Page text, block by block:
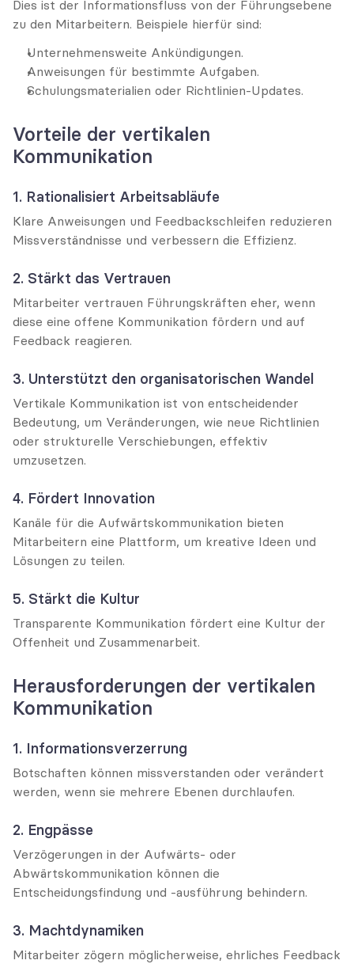
Dies ist der Informationsfluss von der Führungsebene
zu den Mitarbeitern. Beispiele hierfür sind:
Unternehmensweite Ankündigungen.
Anweisungen für bestimmte Aufgaben.
Schulungsmaterialien oder Richtlinien-Updates.
Vorteile der vertikalen
Kommunikation
1. Rationalisiert Arbeitsabläufe
Klare Anweisungen und Feedbackschleifen reduzieren
Missverständnisse und verbessern die Effizienz.
2. Stärkt das Vertrauen
Mitarbeiter vertrauen Führungskräften eher, wenn
diese eine offene Kommunikation fördern und auf
Feedback reagieren.
3. Unterstützt den organisatorischen Wandel
Vertikale Kommunikation ist von entscheidender
Bedeutung, um Veränderungen, wie neue Richtlinien
oder strukturelle Verschiebungen, effektiv
umzusetzen.
4. Fördert Innovation
Kanäle für die Aufwärtskommunikation bieten
Mitarbeitern eine Plattform, um kreative Ideen und
Lösungen zu teilen.
5. Stärkt die Kultur
Transparente Kommunikation fördert eine Kultur der
Offenheit und Zusammenarbeit.
Herausforderungen der vertikalen
Kommunikation
1. Informationsverzerrung
Botschaften können missverstanden oder verändert
werden, wenn sie mehrere Ebenen durchlaufen.
2. Engpässe
Verzögerungen in der Aufwärts- oder
Abwärtskommunikation können die
Entscheidungsfindung und -ausführung behindern.
3. Machtdynamiken
Mitarbeiter zögern möglicherweise, ehrliches Feedback